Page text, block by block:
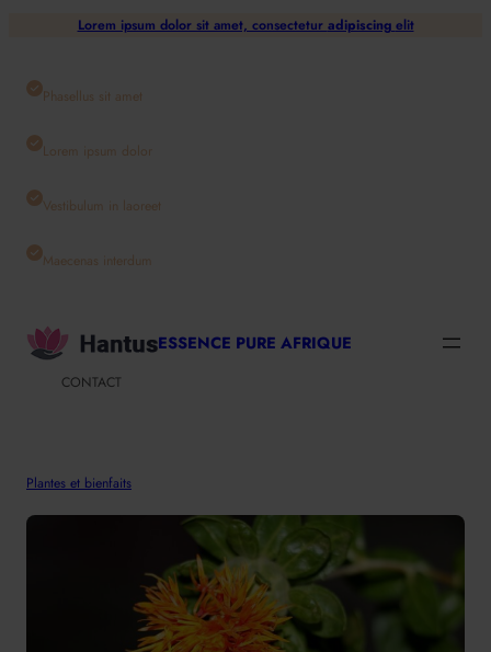
contenu
Lorem ipsum dolor sit amet, consectetur adipiscing elit
Phasellus sit amet
Lorem ipsum dolor
Vestibulum in laoreet
Maecenas interdum
ESSENCE PURE AFRIQUE
CONTACT
Plantes et bienfaits